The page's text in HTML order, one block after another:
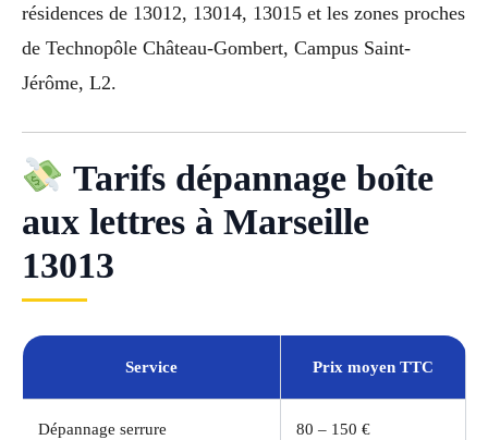
résidences de 13012, 13014, 13015 et les zones proches
de Technopôle Château-Gombert, Campus Saint-
Jérôme, L2.
Tarifs dépannage boîte
aux lettres à Marseille
13013
Service Prix moyen TTC
Dépannage serrure 80 – 150 €